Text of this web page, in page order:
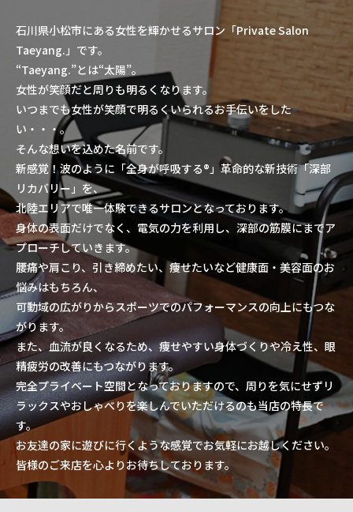
石川県小松市にある女性を輝かせるサロン「Private Salon
Taeyang.」です。
“Taeyang.”とは“太陽”。
女性が笑顔だと周りも明るくなります。
いつまでも女性が笑顔で明るくいられるお手伝いをした
い・・・。
そんな想いを込めた名前です。
新感覚！波のように「全身が呼吸する®」革命的な新技術「深部
リカバリー」を、
北陸エリアで唯一体験できるサロンとなっております。
身体の表面だけでなく、電気の力を利用し、深部の筋膜にまでア
プローチしていきます。
腰痛や肩こり、引き締めたい、痩せたいなど健康面・美容面のお
悩みはもちろん、
可動域の広がりからスポーツでのパフォーマンスの向上にもつな
がります。
また、血流が良くなるため、痩せやすい身体づくりや冷え性、眼
精疲労の改善にもつながります。
完全プライベート空間となっておりますので、周りを気にせずリ
ラックスやおしゃべりを楽しんでいただけるのも当店の特長で
す。
お友達の家に遊びに行くような感覚でお気軽にお越しください。
皆様のご来店を心よりお待ちしております。